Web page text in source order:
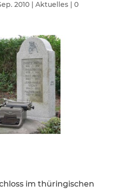
2010| Aktuelles| 0
im thürin­gi­schen